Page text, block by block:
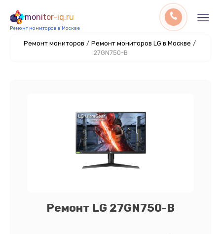
monitor-iq.ru
Ремонт мониторов в Москве
Ремонт мониторов / Ремонт мониторов LG в Москве /
27GN750-B
Ремонт LG 27GN750-B